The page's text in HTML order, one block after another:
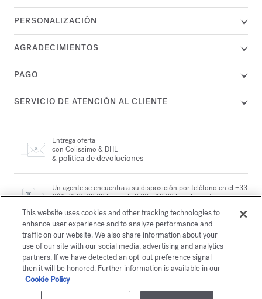
PERSONALIZACIÓN
AGRADECIMIENTOS
PAGO
SERVICIO DE ATENCIÓN AL CLIENTE
Entrega oferta
con Colissimo & DHL
& política de devoluciones
Un agente se encuentra a su disposición por teléfono en el +33
(0)1 72 95 09 89 lunes de 9.00 a 19.00 h. y de martes a viernes
Pago seguro
La Maison le propone
elegir entre dos cofres regalo
This website uses cookies and other tracking technologies to
enhance user experience and to analyze performance and
traffic on our website. We also share information about your
use of our site with our social media, advertising and analytics
partners. If we have detected an opt-out preference signal
then it will be honored. Further information is available in our
Cookie Policy